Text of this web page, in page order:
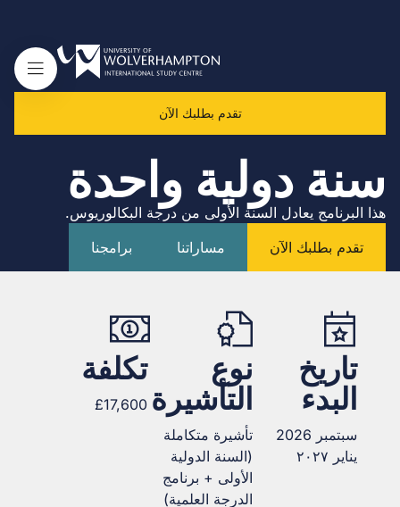
تقدم بطلبك الآن
سنة دولية واحدة
هذا البرنامج يعادل السنة الأولى من درجة البكالوريوس.
تقدم بطلبك الآن
مساراتنا برامجنا
تاريخ
البدء
سبتمبر 2026
يناير ٢٠٢٧
نوع
التأشيرة
تأشيرة متكاملة
(السنة الدولية
الأولى + برنامج
الدرجة العلمية)
تكلفة
£17,600